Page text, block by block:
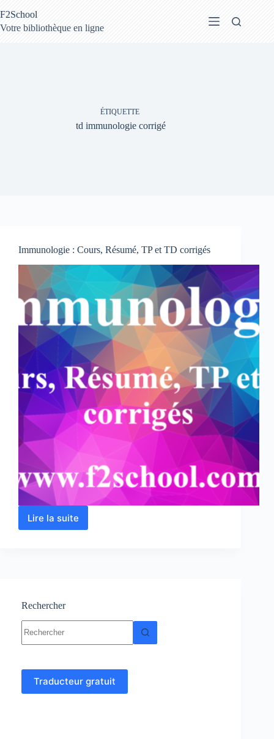
au
contenu
F2School
Votre bibliothèque en ligne
ÉTIQUETTE
td immunologie corrigé
Immunologie : Cours, Résumé, TP et TD corrigés
Lire la suiteImmunologie
corrigés
Rechercher
résultat
Traducteur gratuit